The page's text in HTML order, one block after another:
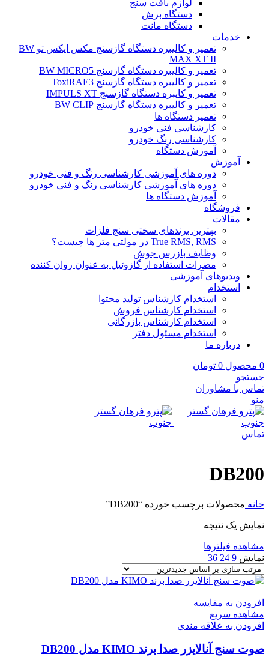
لوازم بافت سنج
دستگاه برش
دستگاه مانت
خدمات
تعمیر و کالیبره دستگاه گازسنج مکس ایکس تو BW
MAX XT II
تعمیر و کالیبره دستگاه گازسنج BW MICRO5
تعمیر و کالیبره دستگاه گازسنج ToxiRAE3
تعمیر و کایبره دستگاه گازسنج IMPULS XT
تعمیر و کالیبره دستگاه گازسنج BW CLIP
تعمیر دستگاه ها
کارشناسی فنی خودرو
کارشناسی رنگ خودرو
آموزش دستگاه
آموزش
دوره های آموزشی کارشناسی رنگ و فنی خودرو
دوره های آموزشی کارشناسی رنگ و فنی خودرو
آموزش دستگاه ها
فروشگاه
مقالات
بهترین برندهای سختی سنج فلزات
True RMS, RMS در مولتی متر ها چیست؟
وظایف بازرس جوش
مضرات استفاده از گازوئیل به عنوان روان کننده
ویدیوهای آموزشی
استخدام
استخدام کارشناس تولید محتوا
استخدام کارشناس فروش
استخدام کارشناس بازرگانی
استخدام مسئول دفتر
درباره ما
0 محصول 0 تومان
جستجو
تماس با مشاوران
منو
تماس
DB200
خانه محصولات برچسب خورده “DB200”
نمایش یک نتیجه
مشاهده فیلترها
نمایش 9
24
36
افزودن به مقایسه
مشاهده سریع
افزودن به علاقه مندی
صوت سنج آنالایزر صدا برند KIMO مدل DB200